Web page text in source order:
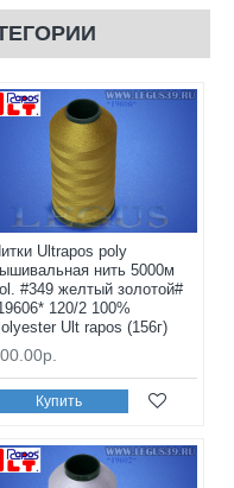
Ultrapos poly
нить 5000м
#349 желтый золотой#
120/2 100%
Ult rapos (156г)
Купить